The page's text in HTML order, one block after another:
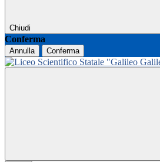
Chiudi
Conferma
Annulla Conferma